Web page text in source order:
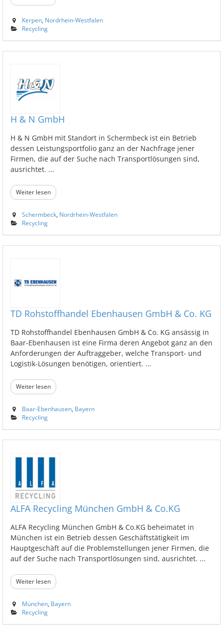
Kerpen Nordrhein-Westfalen
Recycling
H & N GmbH
H & N GmbH mit Standort in Schermbeck ist ein Betrieb
dessen Leistungsportfolio ganz an der Nachfrage jener
Firmen, die auf der Suche nach Transportlösungen sind,
ausrichtet. ...
Weiter lesen
Schermbeck Nordrhein-Westfalen
Recycling
TD Rohstoffhandel Ebenhausen GmbH & Co. KG
TD Rohstoffhandel Ebenhausen GmbH & Co. KG ansässig in
Baar-Ebenhausen ist eine Firma deren Angebot ganz an den
Anforderungen der Auftraggeber, welche Transport- und
Logistik-Lösungen benötigen, orientiert. ...
Weiter lesen
Baar-Ebenhausen, Bayern
Recycling
ALFA Recycling München GmbH & Co.KG
ALFA Recycling München GmbH & Co.KG beheimatet in
München ist ein Betrieb dessen Geschäftstätigkeit im
Hauptgeschäft auf die Problemstellungen jener Firmen, die
auf der Suche nach Transportlösungen sind, ausrichtet. ...
Weiter lesen
München Bayern
Recycling